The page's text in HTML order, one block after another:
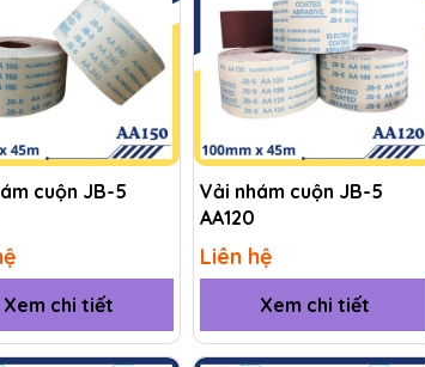
cuộn JB-5
Xem chi tiết
Vải nhám cuộn JB-5
AA120
Liên hệ
Xem chi tiết